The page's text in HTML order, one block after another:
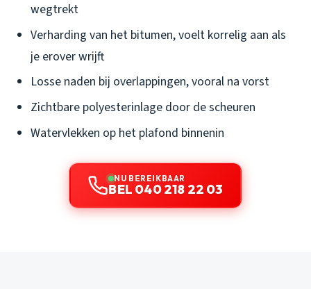
wegtrekt
Verharding van het bitumen, voelt korrelig aan als
je erover wrijft
Losse naden bij overlappingen, vooral na vorst
Zichtbare polyesterinlage door de scheuren
Watervlekken op het plafond binnenin
NU BEREIKBAAR
BEL 040 218 22 03